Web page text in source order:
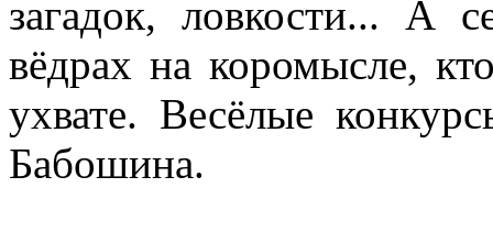
загадок, ловкости... А
вёдрах на коромысле,
ухвате. Весёлые
Бабошина.